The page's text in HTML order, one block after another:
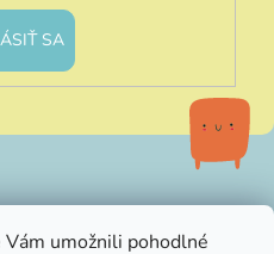
Vám umožnili pohodlné
SA